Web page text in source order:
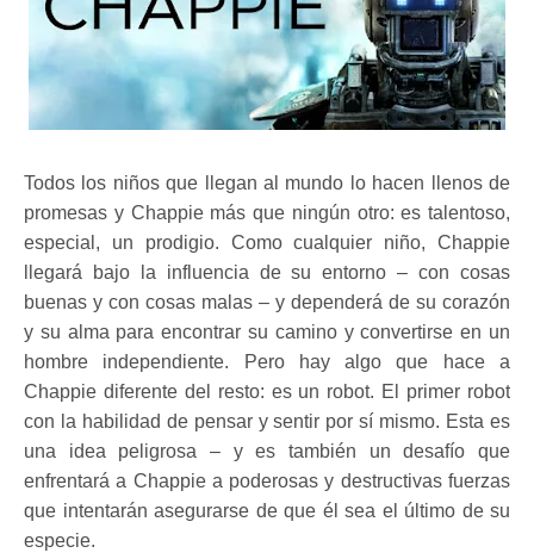
Todos los niños que llegan al mundo lo hacen llenos de
promesas y Chappie más que ningún otro: es talentoso,
especial, un prodigio. Como cualquier niño, Chappie
llegará bajo la influencia de su entorno – con cosas
buenas y con cosas malas – y dependerá de su corazón
y su alma para encontrar su camino y convertirse en un
hombre independiente. Pero hay algo que hace a
Chappie diferente del resto: es un robot. El primer robot
con la habilidad de pensar y sentir por sí mismo. Esta es
una idea peligrosa – y es también un desafío que
enfrentará a Chappie a poderosas y destructivas fuerzas
que intentarán asegurarse de que él sea el último de su
especie.